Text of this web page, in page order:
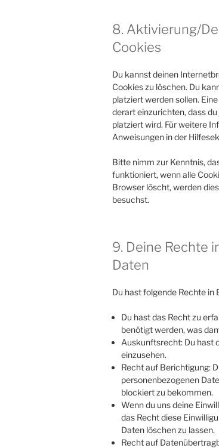
8. Aktivierung/
Cookies
Du kannst deinen
Cookies zu löschen. Du
platziert werden sollen.
derart einzurichten, dass
platziert wird. Für weitere
Anweisungen in der
Bitte nimm zur Kenntnis,
funktioniert, wenn alle
Browser löscht, werden
besuchst.
9. Deine Rechte
Daten
Du hast folgende Rechte in
Du hast das Recht zu
benötigt werden, was
Auskunftsrecht: Du hast
einzusehen.
Recht auf Berichtigung:
personenbezogenen
blockiert zu bekommen.
Wenn du uns deine
das Recht diese
Daten löschen zu lassen.
Recht auf